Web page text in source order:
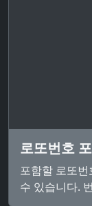
로또번호
포함할 로또
수 있습니다.